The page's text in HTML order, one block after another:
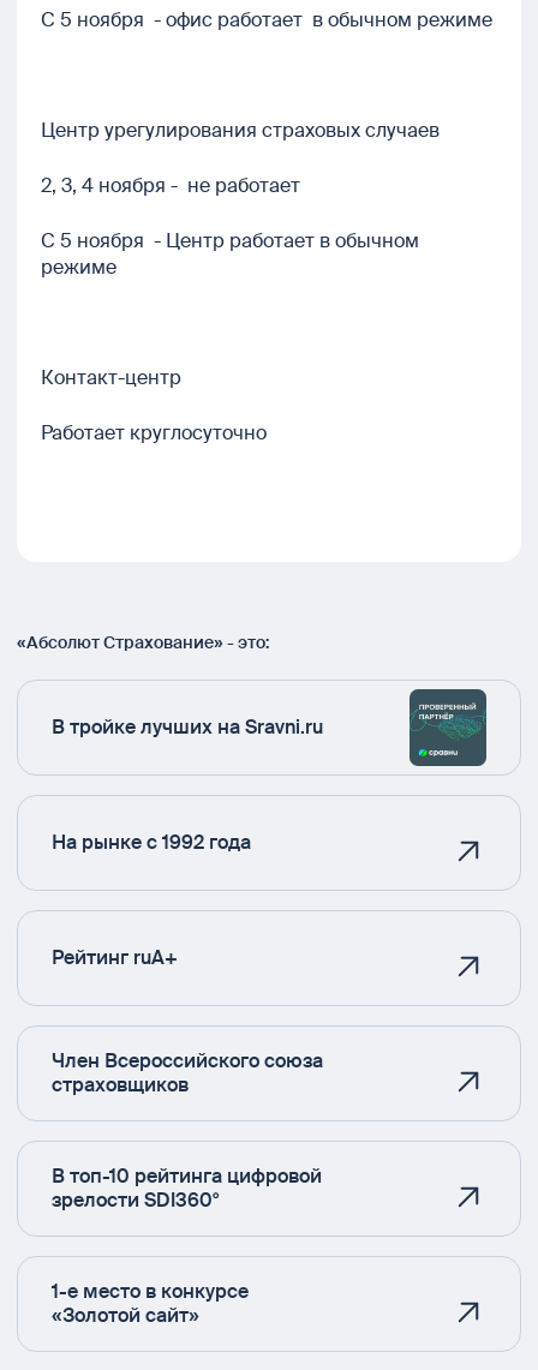
С 5 ноября - офис работает в обычном режиме
Центр урегулирования страховых случаев
2, 3, 4 ноября - не работает
С 5 ноября - Центр работает в обычном
режиме
Контакт-центр
Работает круглосуточно
«Абсолют Страхование» - это:
В тройке лучших на Sravni.ru
На рынке с 1992 года
Рейтинг ruA+
Член Всероссийского союза
страховщиков
В топ-10 рейтинга цифровой
зрелости SDI360°
1-е место в конкурсе
«Золотой сайт»